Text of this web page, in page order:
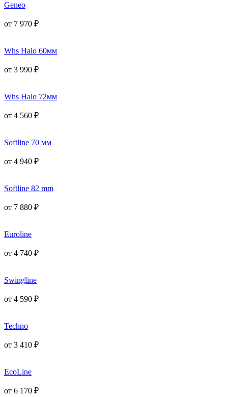
Geneo
от 7 970 ₽
Whs Halo 60мм
от 3 990 ₽
Whs Halo 72мм
от 4 560 ₽
Softline 70 мм
от 4 940 ₽
Softline 82 mm
от 7 880 ₽
Euroline
от 4 740 ₽
Swingline
от 4 590 ₽
Techno
от 3 410 ₽
EcoLine
от 6 170 ₽